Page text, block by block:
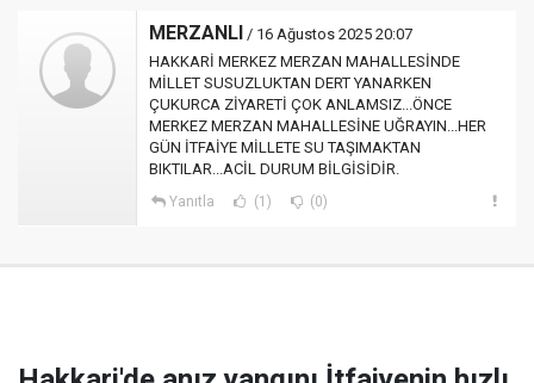
MERZANLI / 16 Ağustos 2025 20:07
HAKKARİ MERKEZ MERZAN MAHALLESİNDE
MİLLET SUSUZLUKTAN DERT YANARKEN
ÇUKURCA ZİYARETİ ÇOK ANLAMSIZ...ÖNCE
MERKEZ MERZAN MAHALLESİNE UĞRAYIN...HER
GÜN İTFAİYE MİLLETE SU TAŞIMAKTAN
BIKTILAR...ACİL DURUM BİLGİSİDİR.
Yanıtla (1) (0)